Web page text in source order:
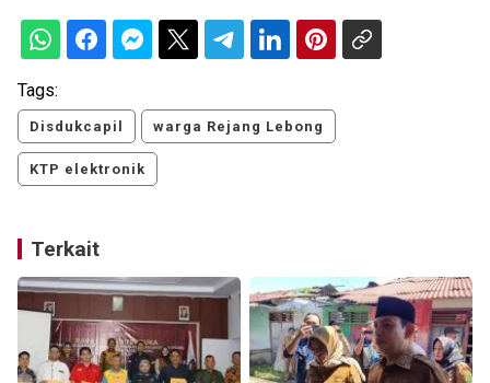
Tags:
Disdukcapil warga Rejang Lebong
KTP elektronik
Terkait